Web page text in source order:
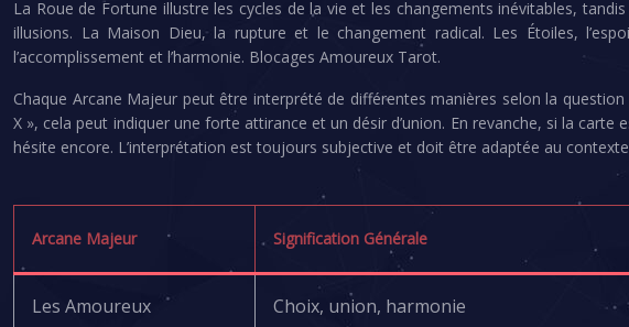
La Roue de Fortune illustre les cycles de la vie et les changements inévitables,
illusions. La Maison Dieu, la rupture et le changement radical. Les Étoiles,
l’accomplissement et l’harmonie. Blocages Amoureux Tarot.
Chaque Arcane Majeur peut être interprété de différentes manières selon la
X », cela peut indiquer une forte attirance et un désir d’union. En revanche, si la
hésite encore. L’interprétation est toujours subjective et doit être adaptée au
Arcane Majeur Signification Générale
Les Amoureux Choix, union, harmonie